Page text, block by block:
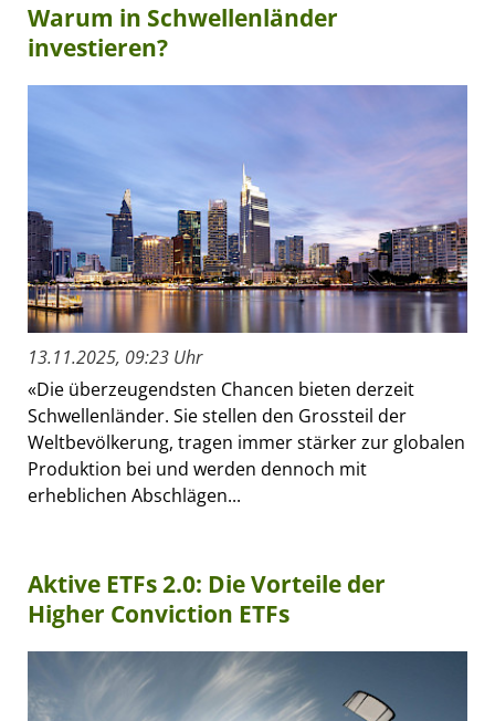
Warum in Schwellenländer
investieren?
13.11.2025, 09:23 Uhr
«Die überzeugendsten Chancen bieten derzeit
Schwellenländer. Sie stellen den Grossteil der
Weltbevölkerung, tragen immer stärker zur globalen
Produktion bei und werden dennoch mit
erheblichen Abschlägen...
Aktive ETFs 2.0: Die Vorteile der
Higher Conviction ETFs